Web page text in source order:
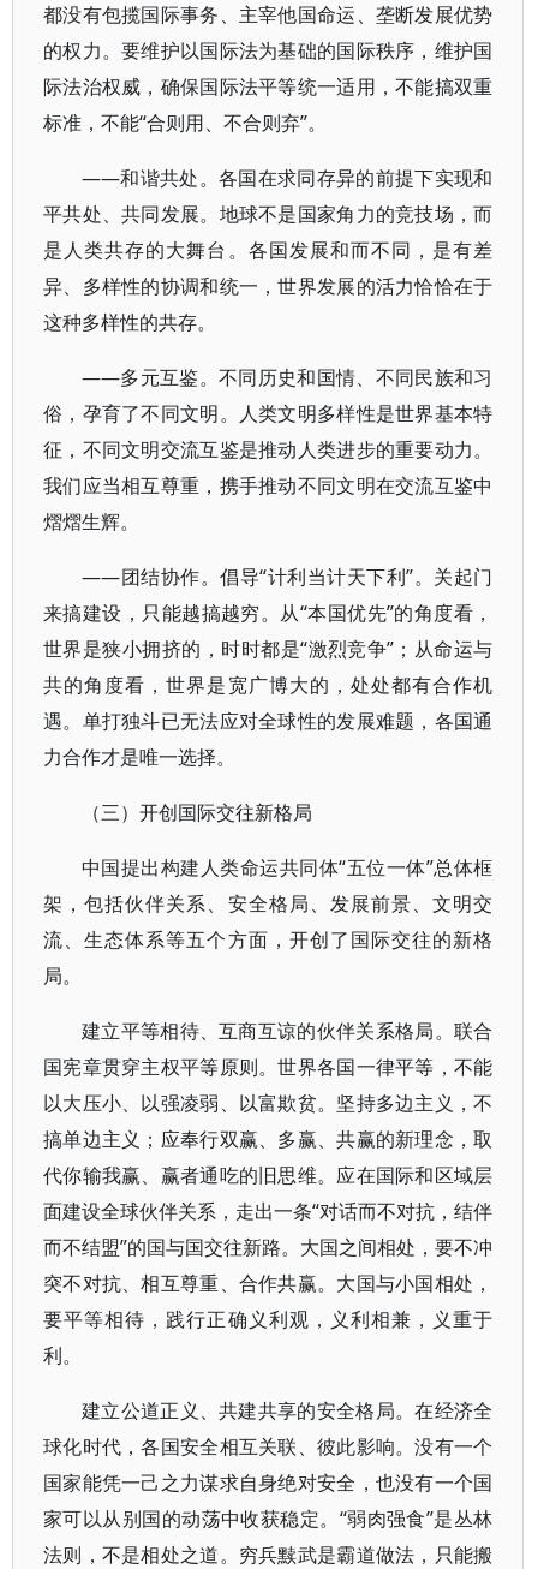
都没有包揽国际事务、主宰他国命运、垄断发展优势
的权力。要维护以国际法为基础的国际秩序，维护国
际法治权威，确保国际法平等统一适用，不能搞双重
标准，不能“合则用、不合则弃”。
——和谐共处。各国在求同存异的前提下实现和
平共处、共同发展。地球不是国家角力的竞技场，而
是人类共存的大舞台。各国发展和而不同，是有差
异、多样性的协调和统一，世界发展的活力恰恰在于
这种多样性的共存。
——多元互鉴。不同历史和国情、不同民族和习
俗，孕育了不同文明。人类文明多样性是世界基本特
征，不同文明交流互鉴是推动人类进步的重要动力。
我们应当相互尊重，携手推动不同文明在交流互鉴中
熠熠生辉。
——团结协作。倡导“计利当计天下利”。关起门
来搞建设，只能越搞越穷。从“本国优先”的角度看，
世界是狭小拥挤的，时时都是“激烈竞争”；从命运与
共的角度看，世界是宽广博大的，处处都有合作机
遇。单打独斗已无法应对全球性的发展难题，各国通
力合作才是唯一选择。
（三）开创国际交往新格局
中国提出构建人类命运共同体“五位一体”总体框
架，包括伙伴关系、安全格局、发展前景、文明交
流、生态体系等五个方面，开创了国际交往的新格
局。
建立平等相待、互商互谅的伙伴关系格局。联合
国宪章贯穿主权平等原则。世界各国一律平等，不能
以大压小、以强凌弱、以富欺贫。坚持多边主义，不
搞单边主义；应奉行双赢、多赢、共赢的新理念，取
代你输我赢、赢者通吃的旧思维。应在国际和区域层
面建设全球伙伴关系，走出一条“对话而不对抗，结伴
而不结盟”的国与国交往新路。大国之间相处，要不冲
突不对抗、相互尊重、合作共赢。大国与小国相处，
要平等相待，践行正确义利观，义利相兼，义重于
利。
建立公道正义、共建共享的安全格局。在经济全
球化时代，各国安全相互关联、彼此影响。没有一个
国家能凭一己之力谋求自身绝对安全，也没有一个国
家可以从别国的动荡中收获稳定。“弱肉强食”是丛林
法则，不是相处之道。穷兵黩武是霸道做法，只能搬